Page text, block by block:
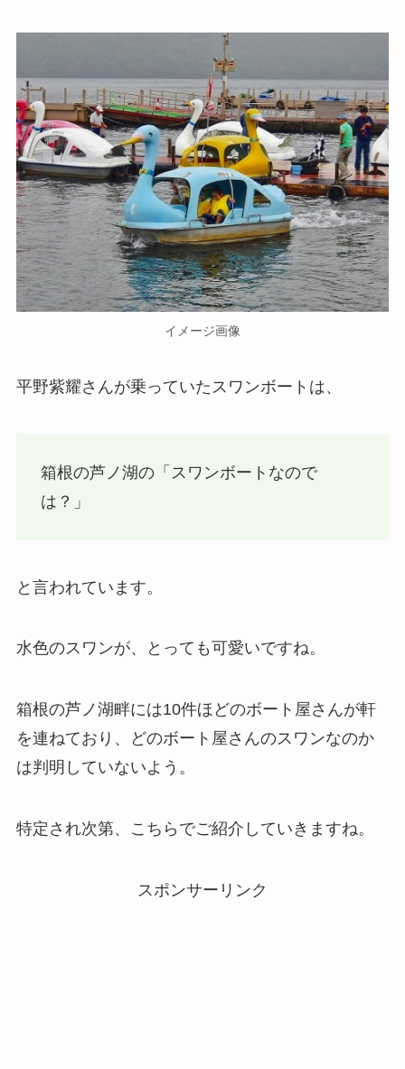
イメージ画像
平野紫耀さんが乗っていたスワンボートは、
箱根の芦ノ湖の「スワンボートなので
は？」
と言われています。
水色のスワンが、とっても可愛いですね。
箱根の芦ノ湖畔には10件ほどのボート屋さんが軒
を連ねており、どのボート屋さんのスワンなのか
は判明していないよう。
特定され次第、こちらでご紹介していきますね。
スポンサーリンク